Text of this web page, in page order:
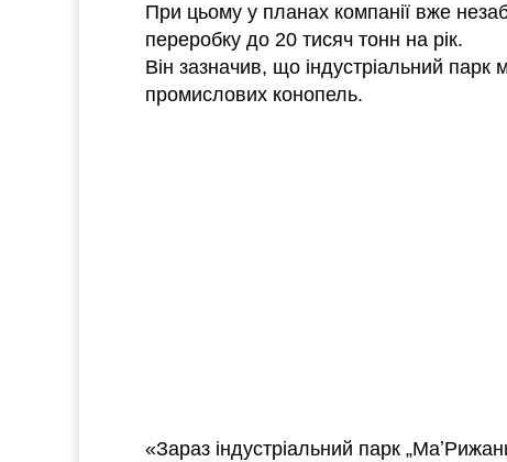
При цьому у планах компанії вже
переробку до 20 тисяч тонн на рік.
Він зазначив, що індустріальний парк
промислових конопель.
«Зараз індустріальний парк